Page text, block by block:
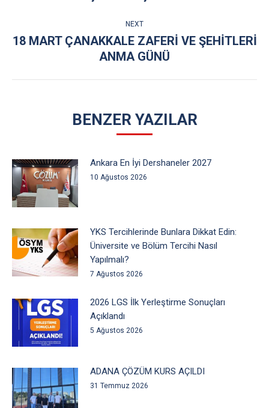
NEXT
Next
post:
18 MART ÇANAKKALE ZAFERI VE ŞEHITLERI
ANMA GÜNÜ
BENZER YAZILAR
Ankara En İyi Dershaneler 2027
10 Ağustos 2026
YKS Tercihlerinde Bunlara Dikkat Edin:
Üniversite ve Bölüm Tercihi Nasıl
Yapılmalı?
7 Ağustos 2026
2026 LGS İlk Yerleştirme Sonuçları
Açıklandı
5 Ağustos 2026
ADANA ÇÖZÜM KURS AÇILDI
31 Temmuz 2026